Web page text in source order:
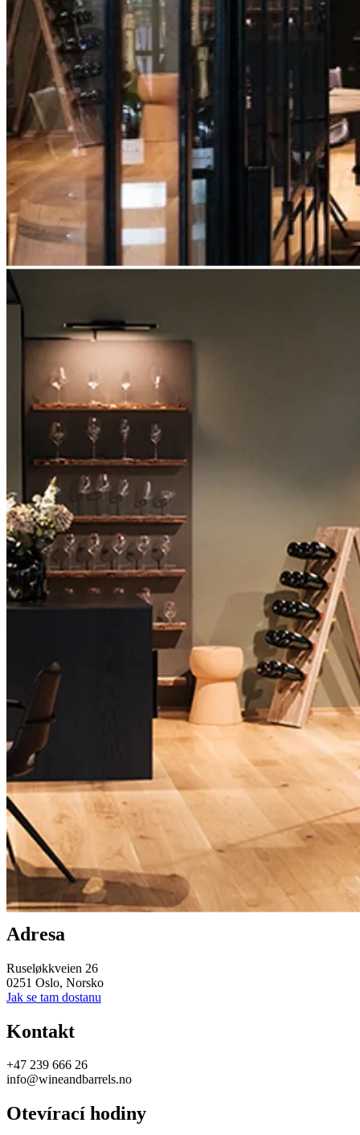
Oslo Showroom
V našem krásném showroomu v Düsseldorfu najdete velký výběr
všech těch nejlepších značek pro milovníky vína.
Adresa
Ruseløkkveien 26
0251 Oslo, Norsko
Jak se tam dostanu
Kontakt
+47 239 666 26
info@wineandbarrels.no
Otevírací hodiny